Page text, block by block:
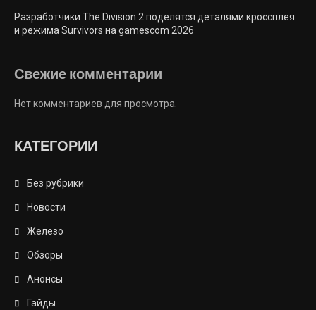
Разработчики The Division 2 поделятся деталями кроссплея
и режима Survivors на gamescom 2026
Свежие комментарии
Нет комментариев для просмотра.
КАТЕГОРИИ
Без рубрики
Новости
Железо
Обзоры
Анонсы
Гайды